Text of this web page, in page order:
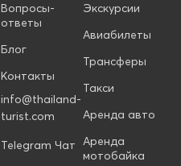
Вопросы-
ответы
Блог
Контакты
info@thailand-
turist.com
Telegram Чат
Экскурсии
Авиабилеты
Трансферы
Такси
Аренда авто
Аренда
мотобайка